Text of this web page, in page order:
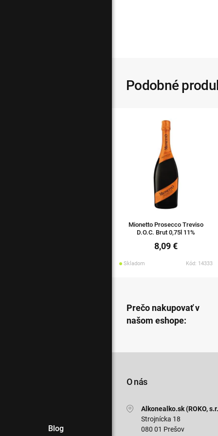
Podobné
Mionetto Prosecco Treviso
D.O.C. Brut 0,75l 11%
8,09 €
Skladom Kód: 14333
Prečo nakupovať v
našom eshope:
O nás
Alkonealko.sk (ROKO,
Strojnícka 18
080 01 Prešov
Blog